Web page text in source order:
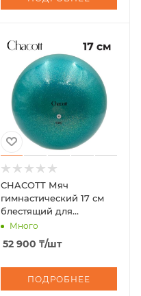
CHACOTT Мяч
гимнастический 17 см
блестящий для
юниоров Practice Prism
Ball 3015030015-98
Много
52 900 ₸/шт
ПОДРОБНЕЕ